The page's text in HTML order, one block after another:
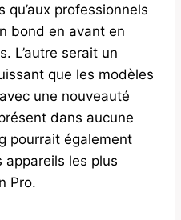
professionnels
bond en avant en
L’autre serait un
que les modèles
une nouveauté
présent dans aucune
pourrait également
appareils les plus
Pro.